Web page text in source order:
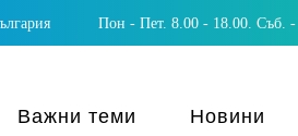
Пон - Пет. 8.00 - 18.00. Съб.
Важни теми Новини